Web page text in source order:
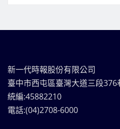
新一代時報股份有限公司
臺中市西屯區臺灣大道三段376
統編:45882210
電話:(04)2708-6000